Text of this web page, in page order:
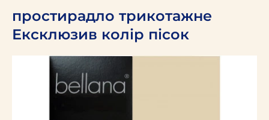
простирадло трикотажне
Ексклюзив колір пісок